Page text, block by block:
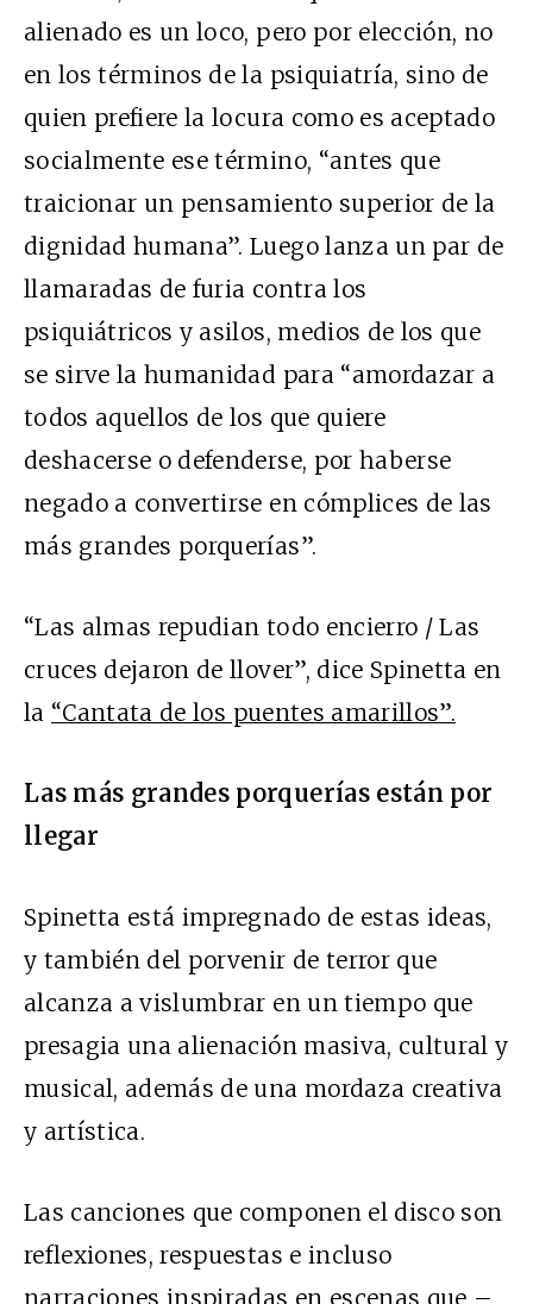
alienado es un loco, pero por elección, no
en los términos de la psiquiatría, sino de
quien prefiere la locura como es aceptado
socialmente ese término, “antes que
traicionar un pensamiento superior de la
dignidad humana”. Luego lanza un par de
llamaradas de furia contra los
psiquiátricos y asilos, medios de los que
se sirve la humanidad para “amordazar a
todos aquellos de los que quiere
deshacerse o defenderse, por haberse
negado a convertirse en cómplices de las
más grandes porquerías”.
“Las almas repudian todo encierro / Las
cruces dejaron de llover”, dice Spinetta en
la “Cantata de los puentes amarillos”.
Las más grandes porquerías están por
llegar
Spinetta está impregnado de estas ideas,
y también del porvenir de terror que
alcanza a vislumbrar en un tiempo que
presagia una alienación masiva, cultural y
musical, además de una mordaza creativa
y artística.
Las canciones que componen el disco son
reflexiones, respuestas e incluso